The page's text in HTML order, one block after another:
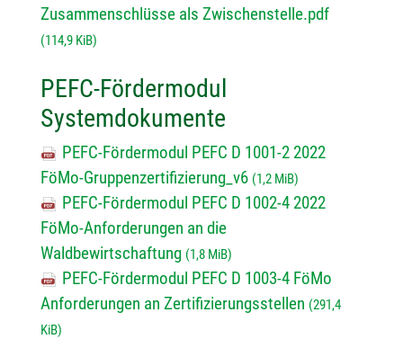
Zusammenschlüsse als Zwischenstelle.pdf
(114,9 KiB)
PEFC-Fördermodul
Systemdokumente
PEFC-Fördermodul PEFC D 1001-2 2022
FöMo-Gruppenzertifizierung_v6 (1,2 MiB)
PEFC-Fördermodul PEFC D 1002-4 2022
FöMo-Anforderungen an die
Waldbewirtschaftung (1,8 MiB)
PEFC-Fördermodul PEFC D 1003-4 FöMo
Anforderungen an Zertifizierungsstellen (291,4
KiB)